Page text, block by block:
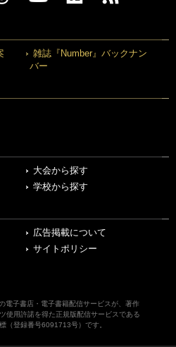
雑誌『Number』バックナン
バー
大会から探す
学校から探す
広告掲載について
サイトポリシー
電子書店・電子書籍配信サービスが、著作
使用許諾を得た正規版配信サービスである
（登録番号6091713号）です。